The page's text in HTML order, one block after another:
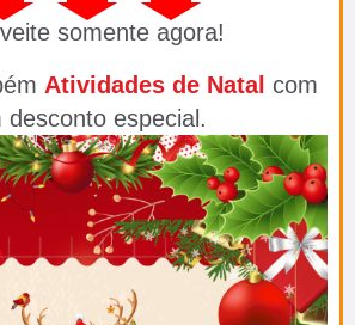
somente agora!
Atividades de Natal com
desconto especial.